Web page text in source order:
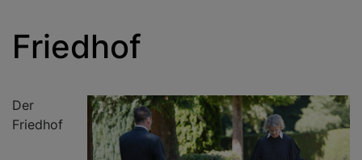
Friedhof
Der
Friedhof